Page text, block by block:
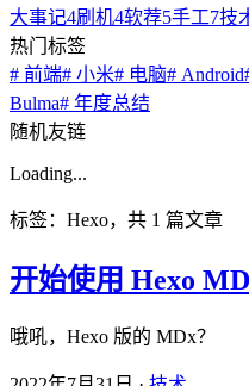
大事记4刷机4软荐5手工7技
热门标签
# 前端# 小米# 电脑# Android
Bulma# 年度总结
随机友链
Loading...
标签：Hexo，共 1 篇文章
开始使用 Hexo
哦吼，Hexo 版的 MDx？